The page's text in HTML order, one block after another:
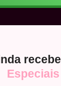
recebe
Especiais